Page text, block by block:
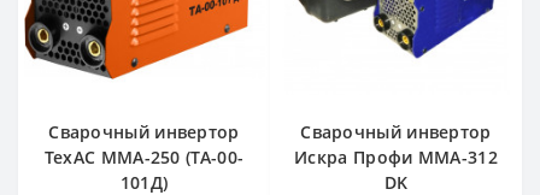
Сварочный инвертор
ТехАС MMА-250 (TA-00-
101Д)
Сварочный инвертор
Искра Профи ММА-312
DK